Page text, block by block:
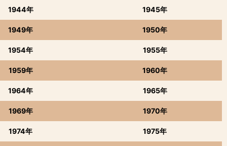
1944年 1945年
1949年 1950年
1954年 1955年
1959年 1960年
1964年 1965年
1969年 1970年
1974年 1975年